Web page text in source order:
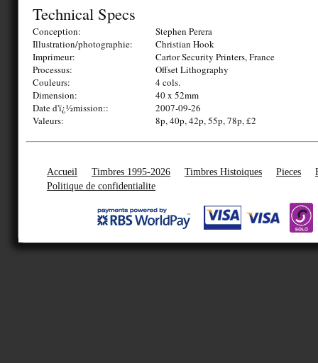
Technical Specs
Conception:
Stephen Perera
Illustration/photographie:
Christian Hook
Imprimeur:
Cartor Security Printers, France
Processus:
Offset Lithography
Couleurs:
4 cols.
Dimension:
40 x 52mm
Date d'ï¿½mission::
2007-09-26
Valeurs:
8p, 40p, 42p, 55p, 78p, £2
Accueil Timbres 1995-2026 Timbres Histoiques Pieces
Politique de confidentialite